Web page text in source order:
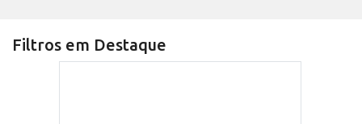
Filtros em Destaque